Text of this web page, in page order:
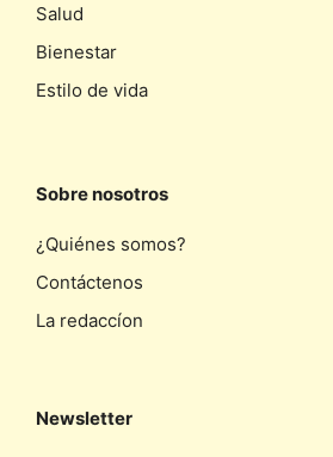
Salud
Bienestar
Estilo de vida
Sobre nosotros
¿Quiénes somos?
Contáctenos
La redaccíon
Newsletter